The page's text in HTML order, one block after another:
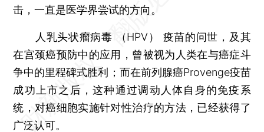
击，一直是医学界尝试的方向。
人乳头状瘤病毒 （HPV） 疫苗的问世，及其
在宫颈癌预防中的应用，曾被视为人类在与癌症斗
争中的里程碑式胜利；而在前列腺癌Provenge疫苗
成功上市之后，这种通过调动人体自身的免疫系
统，对癌细胞实施针对性治疗的方法，已经获得了
广泛认可。